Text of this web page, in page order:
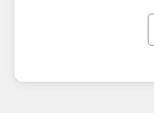
Die Marke hat